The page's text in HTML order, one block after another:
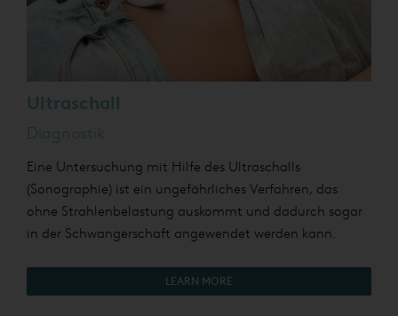
Ultraschall
Diagnostik
Eine Untersuchung mit Hilfe des Ultraschalls
(Sonographie) ist ein ungefährliches Verfahren, das
ohne Strahlenbelastung auskommt und dadurch sogar
in der Schwangerschaft angewendet werden kann.
LEARN MORE